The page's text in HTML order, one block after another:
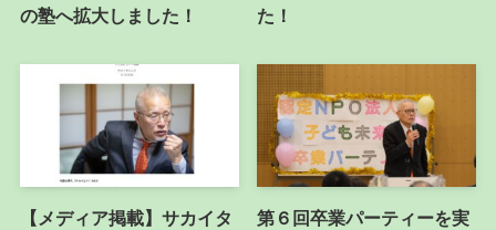
の塾へ拡大しました！
た！
【メディア掲載】サカイタ
第６回卒業パーティーを実